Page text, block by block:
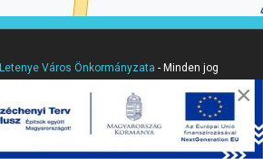
Letenye Város Önkormányzata - Minden jog
×